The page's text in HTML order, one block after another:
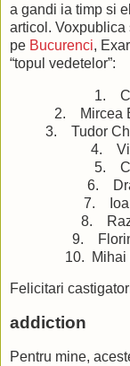
a gandi ia timp si
articol. Voxpublica
pe Bucurenci,
“topul vedetelor”:
1.
2. Mircea
3. Tudor
4.
5.
6.
7.
8.
9. Florin
10. Mihai
Felicitari
addiction
Pentru mine,